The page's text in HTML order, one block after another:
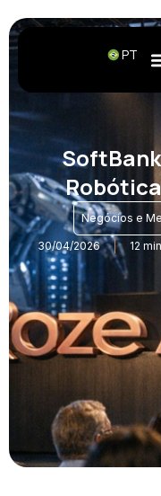
PT
SoftBank
Negócios e
30/04/2026 12